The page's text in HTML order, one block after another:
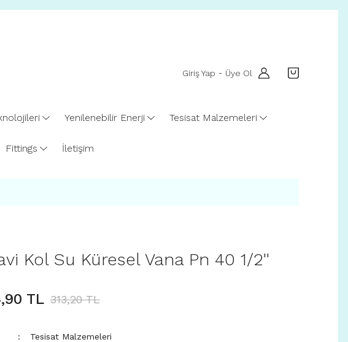
Giriş Yap - Üye Ol
Yenilenebilir Enerji Tesisat Malzemeleri
Fittings İletişim
Kol Su Küresel Vana Pn 40 1/2''
TL 313,20 TL
Tesisat Malzemeleri